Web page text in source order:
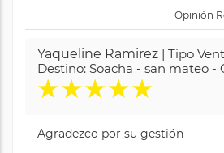
Opinión
Yaqueline Ramirez | Tipo
Destino: Soacha - san mateo -
★★★★★
Agradezco por su gestión